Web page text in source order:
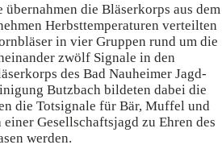
die Bläserkorps aus dem
Herbsttemperaturen verteilten
in vier Gruppen rund um die
zwölf Signale in den
des Bad Nauheimer Jagd-
Butzbach bildeten dabei die
die Totsignale für Bär, Muffel und
Gesellschaftsjagd zu Ehren des
werden.